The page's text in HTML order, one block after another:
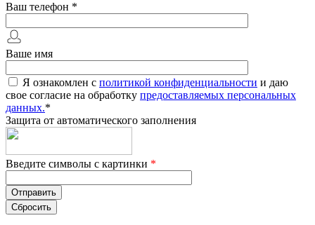
Ваш телефон *
Ваше имя
Я ознакомлен с политикой конфиденциальности и даю
свое согласие на обработку предоставляемых персональных
данных.*
Защита от автоматического заполнения
Введите символы с картинки *